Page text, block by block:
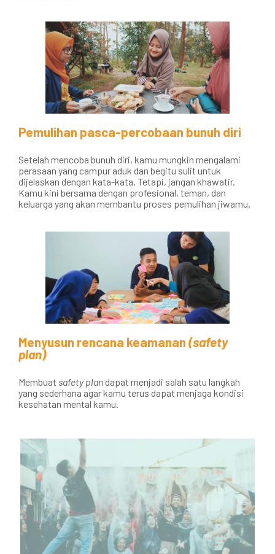
Pemulihan pasca-percobaan bunuh diri
Setelah mencoba bunuh diri, kamu mungkin mengalami
perasaan yang campur aduk dan begitu sulit untuk
dijelaskan dengan kata-kata. Tetapi, jangan khawatir.
Kamu kini bersama dengan profesional, teman, dan
keluarga yang akan membantu proses pemulihan jiwamu.
Menyusun rencana keamanan (safety
plan)
Membuat safety plan dapat menjadi salah satu langkah
yang sederhana agar kamu terus dapat menjaga kondisi
kesehatan mental kamu.